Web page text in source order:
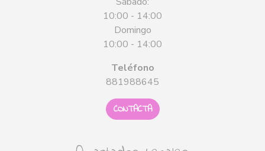
10:00 - 14:00
Domingo
10:00 - 14:00
Teléfono
881988645
CONTACTA